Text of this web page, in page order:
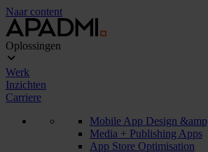
Naar content
Oplossingen
Werk
Inzichten
Carriere
Mobile App Design
Media + Publishing Apps
App Store Optimisation